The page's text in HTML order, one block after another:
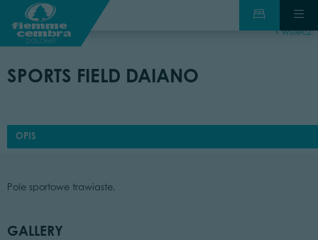
wstecz
SPORTS FIELD DAIANO
OPIS
Pole sportowe trawiaste.
GALLERY